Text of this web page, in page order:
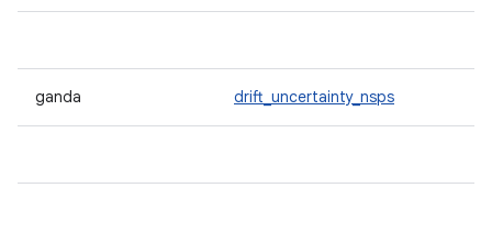
ganda drift_uncertainty_nsps